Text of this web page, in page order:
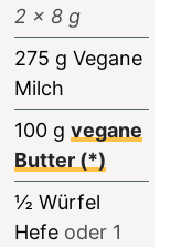
2 x 8 g
▢
275 g Vegane
Milch
▢
100 g vegane
Butter (*)
▢
½ Würfel
Hefe oder 1